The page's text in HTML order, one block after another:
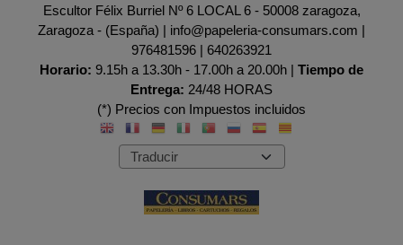
Escultor Félix Burriel Nº 6 LOCAL 6 - 50008 zaragoza,
Zaragoza - (España) | info@papeleria-consumars.com |
976481596 | 640263921
Horario: 9.15h a 13.30h - 17.00h a 20.00h | Tiempo de
Entrega: 24/48 HORAS
(*) Precios con Impuestos incluidos